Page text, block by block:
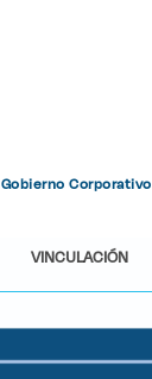
Gobierno Corporativo
VINCULACIÓN